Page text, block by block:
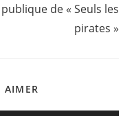
de « Seuls les
pirates »
AIMER